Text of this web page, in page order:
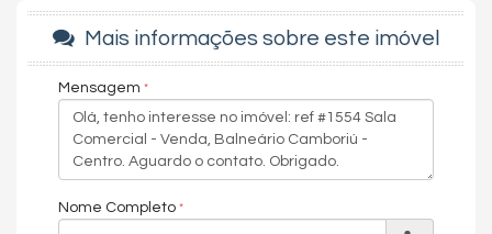
Mais informações sobre este imóvel
Mensagem
Nome Completo